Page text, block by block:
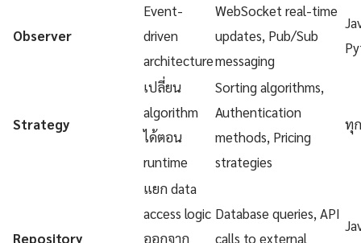
Observer
Event-
driven
architecture
WebSocket real-time
updates, Pub/Sub
messaging
Strategy
เปลี่ยน
algorithm
ได้ตอน
runtime
Sorting algorithms,
Authentication
methods, Pricing
strategies
ทุ
Repository
แยก data
access logic
ออกจาก
Database queries, API
calls to external